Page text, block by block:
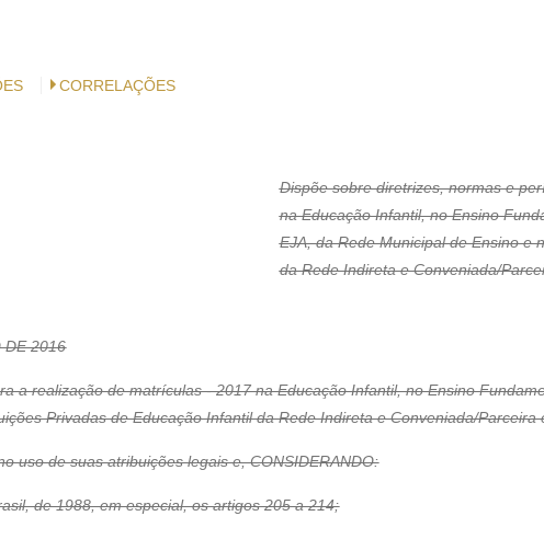
CORRELAÇÕES
Dispõe sobre diretrizes, normas e
na Educação Infantil, no Ensino
EJA, da Rede Municipal de Ensino e
da Rede Indireta e Conveniada/
DE 2016
a realização de matrículas - 2017 na Educação Infantil, no Ensino
Privadas de Educação Infantil da Rede Indireta e Conveniada/
uso de suas atribuições legais e, CONSIDERANDO:
de 1988, em especial, os artigos 205 a 214;